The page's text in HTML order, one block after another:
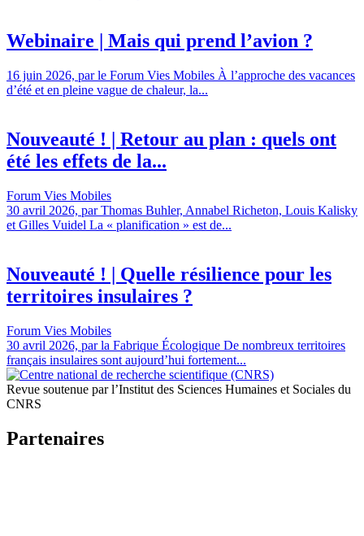
Webinaire | Mais qui prend l’avion ?
16 juin 2026, par le Forum Vies Mobiles À l’approche des vacances
d’été et en pleine vague de chaleur, la...
Nouveauté ! | Retour au plan : quels ont
été les effets de la...
Forum Vies Mobiles
30 avril 2026, par Thomas Buhler, Annabel Richeton, Louis Kalisky
et Gilles Vuidel La « planification » est de...
Nouveauté ! | Quelle résilience pour les
territoires insulaires ?
Forum Vies Mobiles
30 avril 2026, par la Fabrique Écologique De nombreux territoires
français insulaires sont aujourd’hui fortement...
Revue soutenue par l’Institut des Sciences Humaines et Sociales du
CNRS
Partenaires